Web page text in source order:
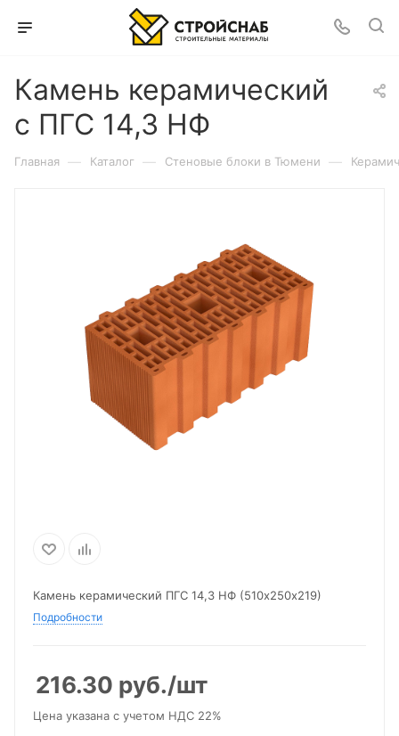
Камень керамический
с ПГС 14,3 НФ
Главная — Каталог — Cтеновые блоки в Тюмени —
Камень керамический ПГС 14,3 НФ (510х250х219)
Подробности
216.30 руб./шт
Цена указана с учетом НДС 22%